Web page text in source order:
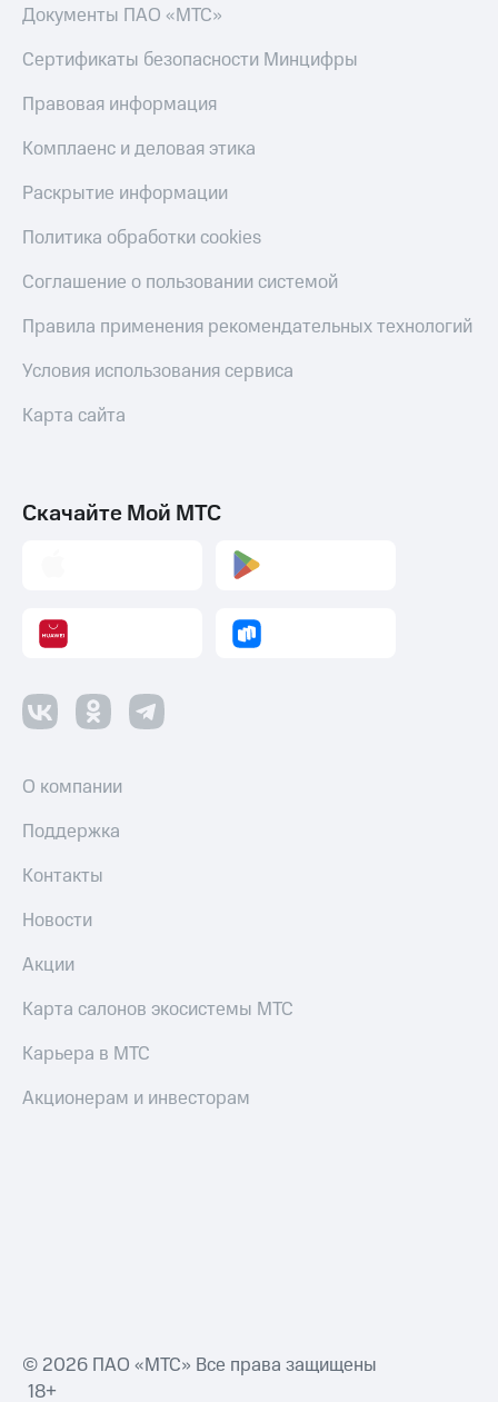
Документы ПАО «МТС»
Сертификаты безопасности Минцифры
Правовая информация
Комплаенс и деловая этика
Раскрытие информации
Политика обработки cookies
Соглашение о пользовании системой
Правила применения рекомендательных технологий
Условия использования сервиса
Карта сайта
Скачайте Мой МТС
О компании
Поддержка
Контакты
Новости
Акции
Карта салонов экосистемы МТС
Карьера в МТС
Акционерам и инвесторам
© 2026 ПАО «МТС» Все права защищены
18+